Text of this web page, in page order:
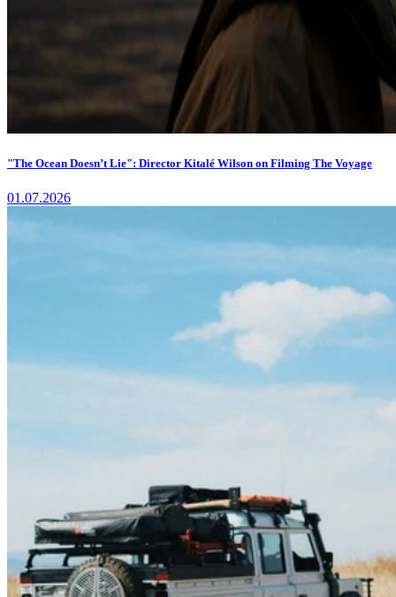
"The Ocean Doesn’t Lie": Director Kitalé Wilson on Filming The Voyage
01.07.2026